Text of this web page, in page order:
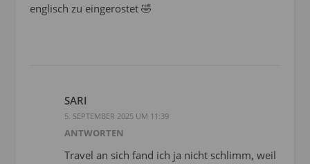
englisch zu eingerostet 🤣
SARI
5. SEPTEMBER 2025 UM 11:39
ANTWORTEN
Travel an sich fand ich ja nicht schlimm, weil